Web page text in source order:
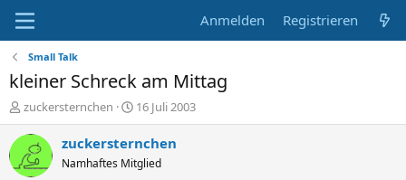
Anmelden Registrieren
Small Talk
kleiner Schreck am Mittag
E
r
s
t
e
zuckersternchen
E
r
s
e
16 Juli 2003
zuckersternchen
Namhaftes Mitglied